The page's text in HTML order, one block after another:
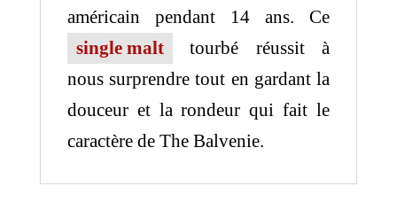
américain pendant 14 ans. Ce
single malt
tourbé réussit à
nous surprendre tout en gardant la
douceur et la rondeur qui fait le
caractère de The Balvenie.